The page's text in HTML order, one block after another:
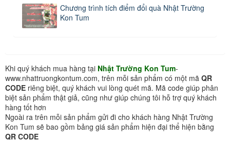
Chương trình tích điểm đổi quà Nhật Trường
Kon Tum
Khi quý khách mua hàng tại Nhật Trường Kon Tum-
www.nhattruongkontum.com, trên mỗi sản phẩm có một mã QR
CODE riêng biệt, quý khách vui lòng quét mã. Mã code giúp phân
biệt sản phẩm thật giả, cũng như giúp chúng tôi hỗ trợ quý khách
hàng tốt hơn
Ngoài ra trên mỗi sản phẩm gửi đi cho khách hàng Nhật Trường
Kon Tum sẽ bao gồm bảng giá sản phẩm hiện đại thể hiện bằng
QR CODE